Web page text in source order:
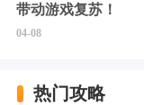
带动游戏复苏！
04-08
热门攻略